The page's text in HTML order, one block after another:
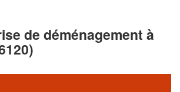
de déménagement à
Augmentez votre